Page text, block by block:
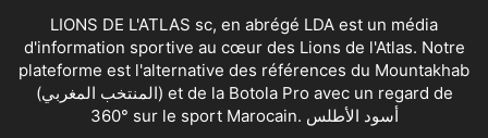
LIONS DE L'ATLAS sc, en abrégé LDA est un média
d'information sportive au cœur des Lions de l'Atlas. Notre
plateforme est l'alternative des références du Mountakhab
(المنتخب المغربي) et de la Botola Pro avec un regard de
360° sur le sport Marocain. أسود الأطلس